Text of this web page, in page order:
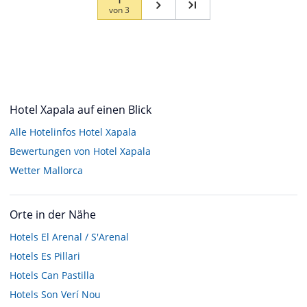
von3
Hotel Xapala auf einen Blick
Alle Hotelinfos Hotel Xapala
Bewertungen von Hotel Xapala
Wetter Mallorca
Orte in der Nähe
Hotels El Arenal / S'Arenal
Hotels Es Pillari
Hotels Can Pastilla
Hotels Son Verí Nou